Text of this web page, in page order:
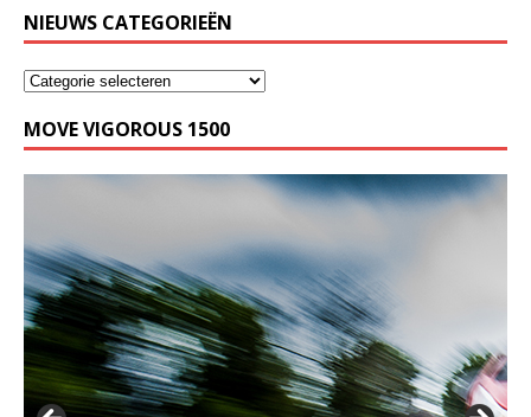
NIEUWS CATEGORIEËN
MOVE VIGOROUS 1500